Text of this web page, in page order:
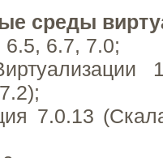
среды
6.7, 7.0;
7.0.13